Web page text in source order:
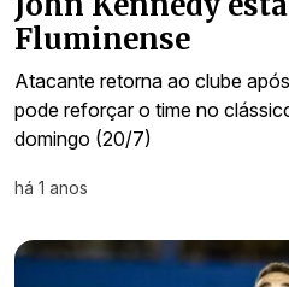
Fluminense
Atacante retorna ao clube
pode reforçar o time no
domingo (20/7)
há 1 anos